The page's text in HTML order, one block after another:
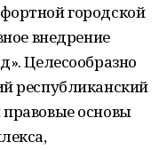
городской
внедрение
Целесообразно
республиканский
основы